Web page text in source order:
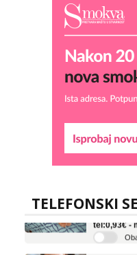
TELEFONSKI
Lucija
Tel: 064/
tel:0,93€ -